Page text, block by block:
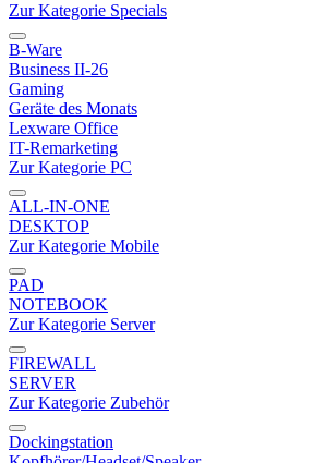
Zur Kategorie Specials
B-Ware
Business II-26
Gaming
Geräte des Monats
Lexware Office
IT-Remarketing
Zur Kategorie PC
ALL-IN-ONE
DESKTOP
Zur Kategorie Mobile
PAD
NOTEBOOK
Zur Kategorie Server
FIREWALL
SERVER
Zur Kategorie Zubehör
Dockingstation